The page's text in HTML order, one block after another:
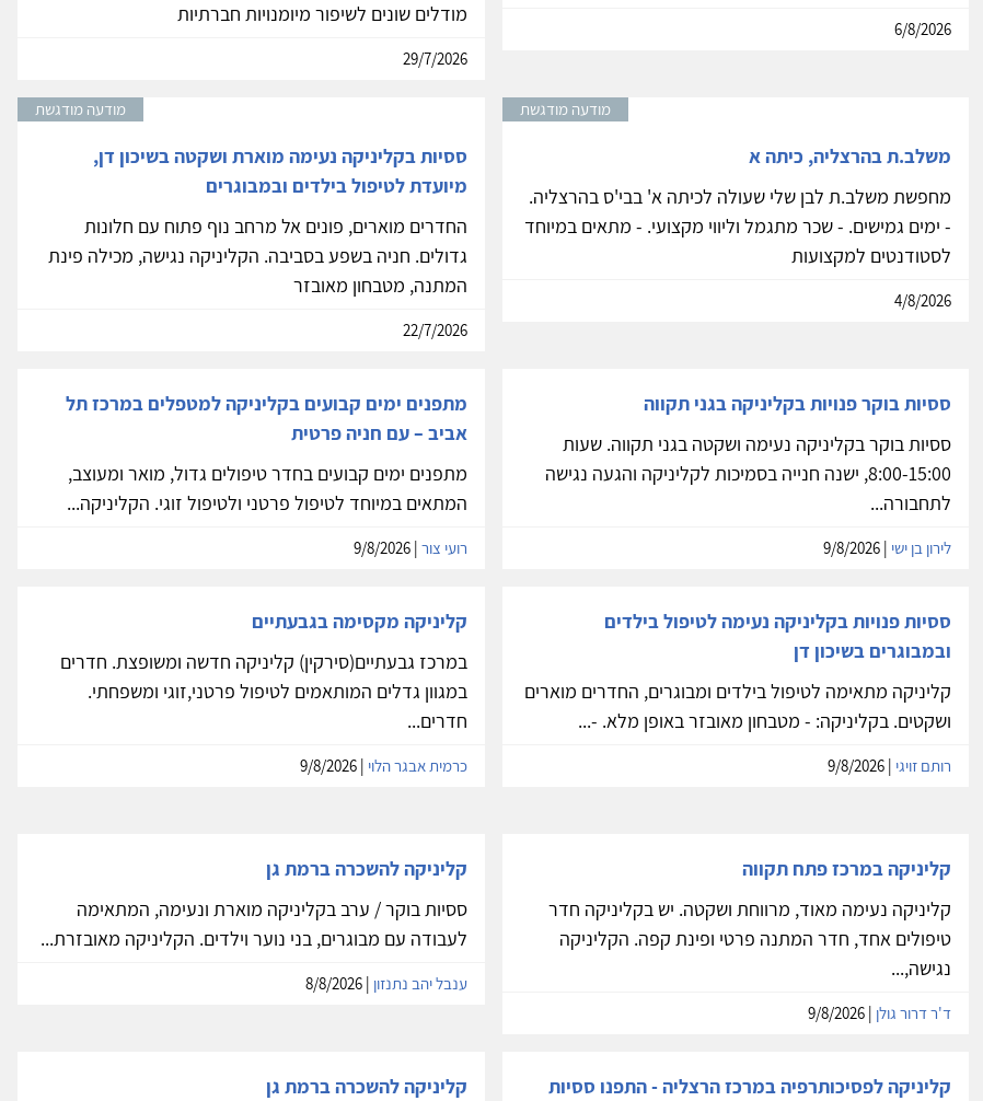
6/8/2026
מודלים שונים לשיפור מיומנויות חברתיות
29/7/2026
מודעה מודגשת
משלב.ת בהרצליה, כיתה א
מחפשת משלב.ת לבן שלי שעולה לכיתה א' בבי'ס בהרצליה.
- ימים גמישים. - שכר מתגמל וליווי מקצועי. - מתאים במיוחד
לסטודנטים למקצועות
4/8/2026
מודעה מודגשת
ססיות בקליניקה נעימה מוארת ושקטה בשיכון דן,
מיועדת לטיפול בילדים ובמבוגרים
החדרים מוארים, פונים אל מרחב נוף פתוח עם חלונות
גדולים. חניה בשפע בסביבה. הקליניקה נגישה, מכילה פינת
המתנה, מטבחון מאובזר
22/7/2026
ססיות בוקר פנויות בקליניקה בגני תקווה
ססיות בוקר בקליניקה נעימה ושקטה בגני תקווה. שעות
8:00-15:00, ישנה חנייה בסמיכות לקליניקה והגעה נגישה
לתחבורה...
לירון בן ישי
מתפנים ימים קבועים בקליניקה למטפלים במרכז תל
אביב – עם חניה פרטית
מתפנים ימים קבועים בחדר טיפולים גדול, מואר ומעוצב,
המתאים במיוחד לטיפול פרטני ולטיפול זוגי. הקליניקה...
רועי צור | 9/8/2026
ססיות פנויות בקליניקה נעימה לטיפול בילדים
ובמבוגרים בשיכון דן
קליניקה מתאימה לטיפול בילדים ומבוגרים, החדרים מוארים
ושקטים. בקליניקה: - מטבחון מאובזר באופן מלא. -...
רותם זויגי
קליניקה מקסימה בגבעתיים
במרכז גבעתיים(סירקין) קליניקה חדשה ומשופצת. חדרים
במגוון גדלים המותאמים לטיפול פרטני,זוגי ומשפחתי.
חדרים...
כרמית אבגר הלוי | 9/8/2026
קליניקה במרכז פתח תקווה
קליניקה נעימה מאוד, מרווחת ושקטה. יש בקליניקה חדר
טיפולים אחד, חדר המתנה פרטי ופינת קפה. הקליניקה
נגישה,...
ד'ר דרור גולן
קליניקה להשכרה ברמת גן
ססיות בוקר / ערב בקליניקה מוארת ונעימה, המתאימה
לעבודה עם מבוגרים, בני נוער וילדים. הקליניקה מאובזרת...
ענבל יהב נתנזון | 8/8/2026
קליניקה לפסיכותרפיה במרכז הרצליה - התפנו ססיות
קליניקה להשכרה ברמת גן